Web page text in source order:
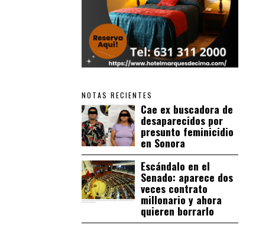
NOTAS RECIENTES
Cae ex buscadora de
desaparecidos por
presunto feminicidio
en Sonora
Escándalo en el
Senado: aparece dos
veces contrato
millonario y ahora
quieren borrarlo